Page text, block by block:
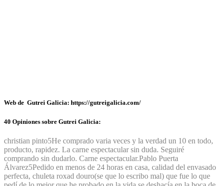
Web de Gutrei Galicia: https://gutreigalicia.com/
40 Opiniones sobre Gutrei Galicia:
christian pinto5He comprado varia veces y la verdad un 10 en todo,
producto, rapidez. La carne espectacular sin duda. Seguiré
comprando sin dudarlo. Carne espectacular.Pablo Puerta
Álvarez5Pedido en menos de 24 horas en casa, calidad del envasado
perfecta, chuleta roxad douro(se que lo escribo mal) que fue lo que